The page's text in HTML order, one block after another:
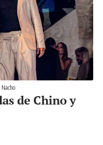
de Chino y